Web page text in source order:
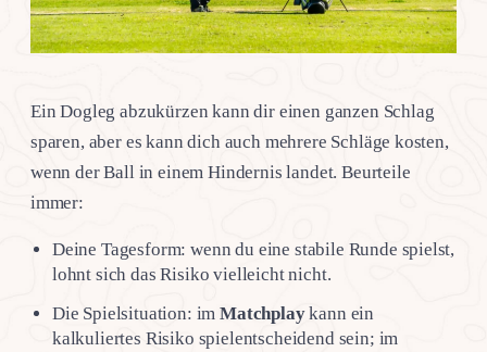
Ein Dogleg abzukürzen kann dir einen ganzen Schlag
sparen, aber es kann dich auch mehrere Schläge kosten,
wenn der Ball in einem Hindernis landet. Beurteile
immer:
Deine Tagesform: wenn du eine stabile Runde spielst,
lohnt sich das Risiko vielleicht nicht.
Die Spielsituation: imMatchplaykann ein
kalkuliertes Risiko spielentscheidend sein; im